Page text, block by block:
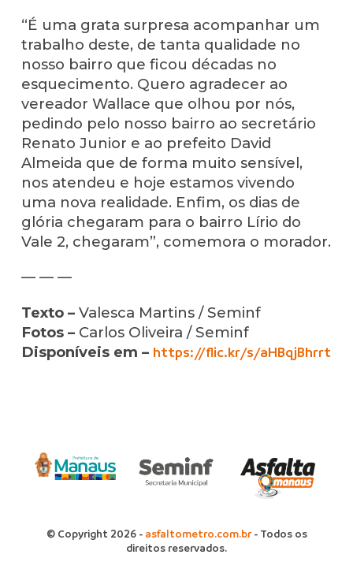
“É uma grata surpresa acompanhar um
trabalho deste, de tanta qualidade no
nosso bairro que ficou décadas no
esquecimento. Quero agradecer ao
vereador Wallace que olhou por nós,
pedindo pelo nosso bairro ao secretário
Renato Junior e ao prefeito David
Almeida que de forma muito sensível,
nos atendeu e hoje estamos vivendo
uma nova realidade. Enfim, os dias de
glória chegaram para o bairro Lírio do
Vale 2, chegaram”, comemora o morador.
— — —
Texto –Valesca Martins / Seminf
Fotos –Carlos Oliveira / Seminf
Disponíveis em – https://flic.kr/s/aHBqjBhrrt
© Copyright 2026 - asfaltometro.com.br- Todos os
direitos reservados.